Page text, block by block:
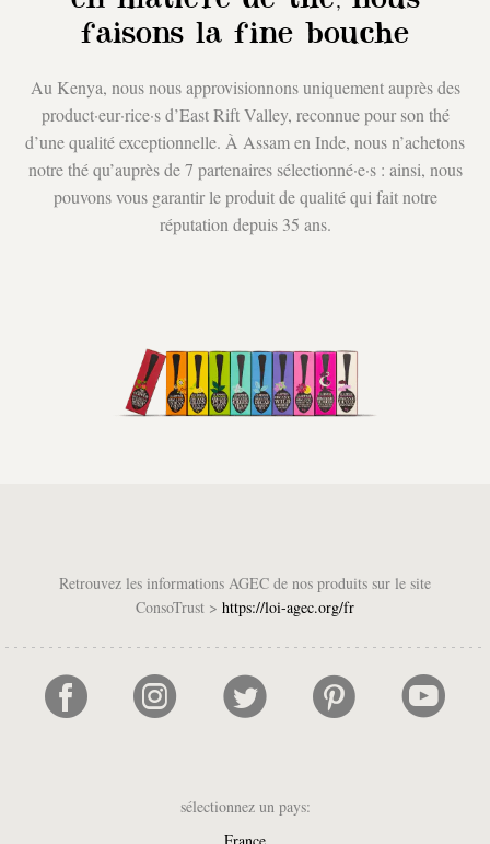
faisons la fine bouche
Au Kenya, nous nous approvisionnons uniquement auprès des
product·eur·rice·s d’East Rift Valley, reconnue pour son thé
d’une qualité exceptionnelle. À Assam en Inde, nous n’achetons
notre thé qu’auprès de 7 partenaires sélectionné·e·s : ainsi, nous
pouvons vous garantir le produit de qualité qui fait notre
réputation depuis 35 ans.
Retrouvez les informations AGEC de nos produits sur le site
ConsoTrust > https://loi-agec.org/fr
sélectionnez un pays:
France